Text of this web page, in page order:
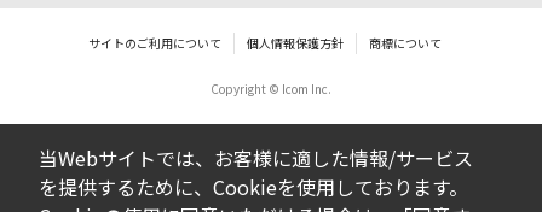
告なく改良及び変更される場合があります。
ダウンロードサービスに掲載していますBIOS/
ファームウェアデータにつきましては、パソ
コンの基本システムを制御する重要なデータ
ですから、データの書換中に誤操作や中断に
サイトのご利用について 個人情報保護方針 商標について
Copyright © Icom Inc.
当Webサイトでは、お客様に適した情報/サービス
を提供するために、Cookieを使用しております。